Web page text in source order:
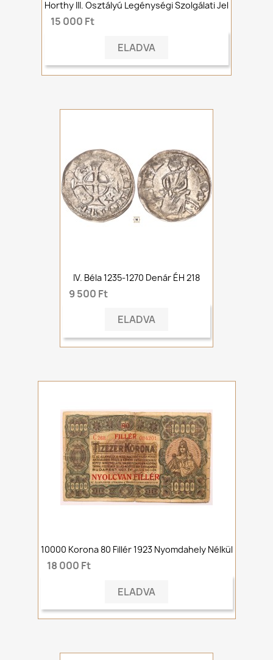
Horthy III. Osztályú Legénységi Szolgálati Jel
15 000 Ft
ELADVA
IV. Béla 1235-1270 Denár ÉH 218
9 500 Ft
ELADVA
10000 Korona 80 Fillér 1923 Nyomdahely Nélkül
18 000 Ft
ELADVA